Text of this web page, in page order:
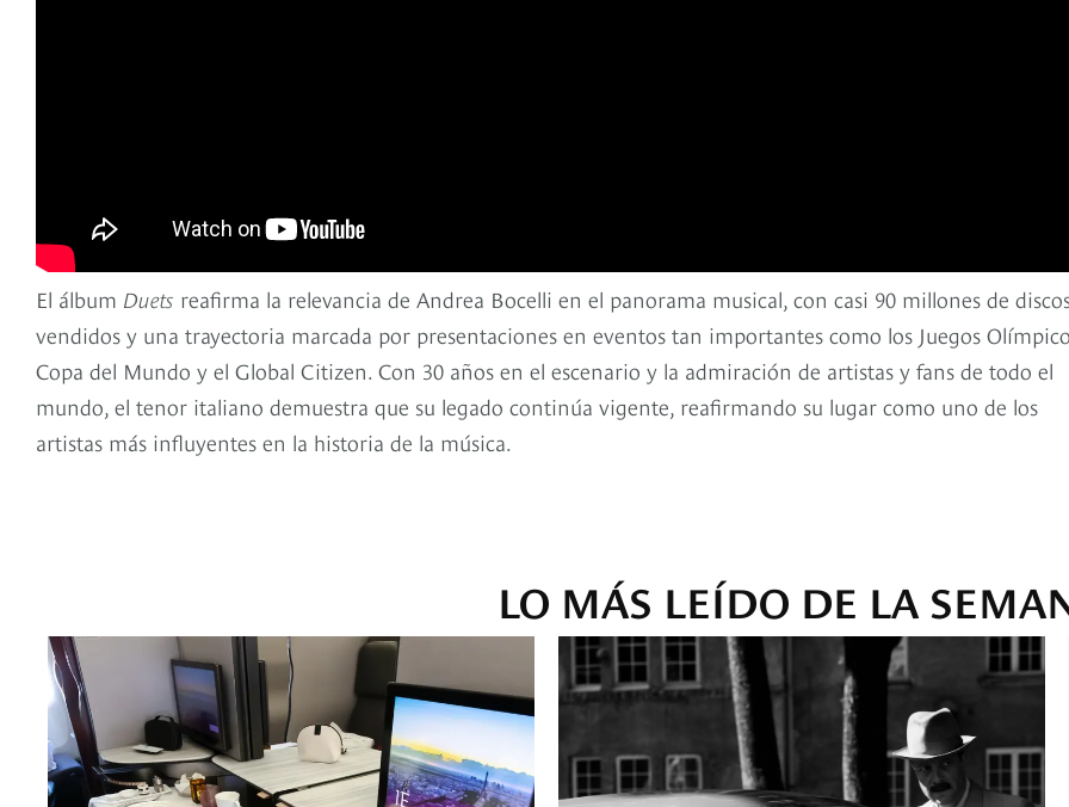
El álbum Duets reafirma la relevancia de Andrea Bocelli en el panorama musical, con casi 90 millones de
vendidos y una trayectoria marcada por presentaciones en eventos tan importantes como los Juegos
Copa del Mundo y el Global Citizen. Con 30 años en el escenario y la admiración de artistas y fans de todo el
mundo, el tenor italiano demuestra que su legado continúa vigente, reafirmando su lugar como uno de los
artistas más influyentes en la historia de la música.
LO MÁS LEÍDO DE LA